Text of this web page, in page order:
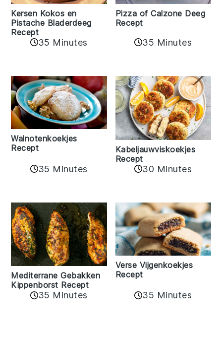
Kersen Kokos en
Pistache Bladerdeeg
Recept
35 Minutes
Pizza of Calzone Deeg
Recept
35 Minutes
Walnotenkoekjes
Recept
35 Minutes
Kabeljauwviskoekjes
Recept
30 Minutes
Mediterrane Gebakken
Kippenborst Recept
35 Minutes
Verse Vijgenkoekjes
Recept
35 Minutes